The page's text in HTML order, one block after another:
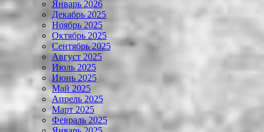
Январь 2026
Декабрь 2025
Ноябрь 2025
Октябрь 2025
Сентябрь 2025
Август 2025
Июль 2025
Июнь 2025
Май 2025
Апрель 2025
Март 2025
Февраль 2025